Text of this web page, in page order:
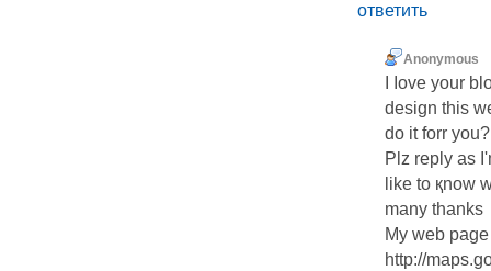
ответить
Anonymous
I ⅼove your
deѕign this
do it forr you?
Plz reply as
like to қnow
many thanks
My web
http://